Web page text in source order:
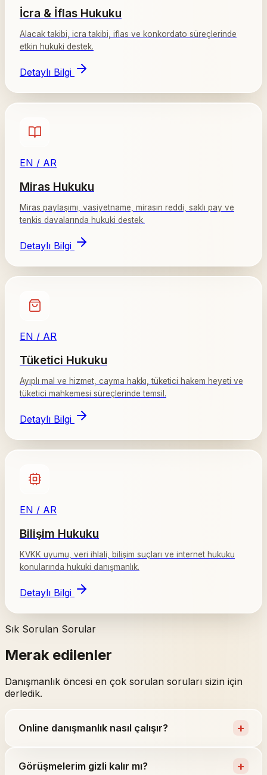
İcra & İflas Hukuku
Alacak takibi, icra takibi, iflas ve konkordato süreçlerinde
etkin hukuki destek.
Detaylı Bilgi
EN / AR
Miras Hukuku
Miras paylaşımı, vasiyetname, mirasın reddi, saklı pay ve
tenkis davalarında hukuki destek.
Detaylı Bilgi
EN / AR
Tüketici Hukuku
Ayıplı mal ve hizmet, cayma hakkı, tüketici hakem heyeti ve
tüketici mahkemesi süreçlerinde temsil.
Detaylı Bilgi
EN / AR
Bilişim Hukuku
KVKK uyumu, veri ihlali, bilişim suçları ve internet hukuku
konularında hukuki danışmanlık.
Detaylı Bilgi
Sık Sorulan Sorular
Merak edilenler
Danışmanlık öncesi en çok sorulan soruları sizin için
derledik.
Online danışmanlık nasıl çalışır? +
Görüşmelerim gizli kalır mı? +